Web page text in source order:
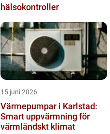
hälsokontroller
15 juni 2026
Värmepumpar i Karlstad:
Smart uppvärmning för
värmländskt klimat